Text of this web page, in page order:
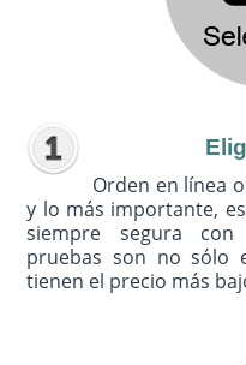
Orden en línea
y lo más importante,
siempre segura con
pruebas son no sólo
tienen el precio más